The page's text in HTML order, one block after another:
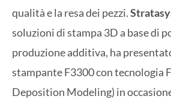
qualità e la resa dei pezzi.
soluzioni di stampa 3D a base di
produzione additiva, ha
stampante F3300 con tecnologia
Deposition Modeling) in